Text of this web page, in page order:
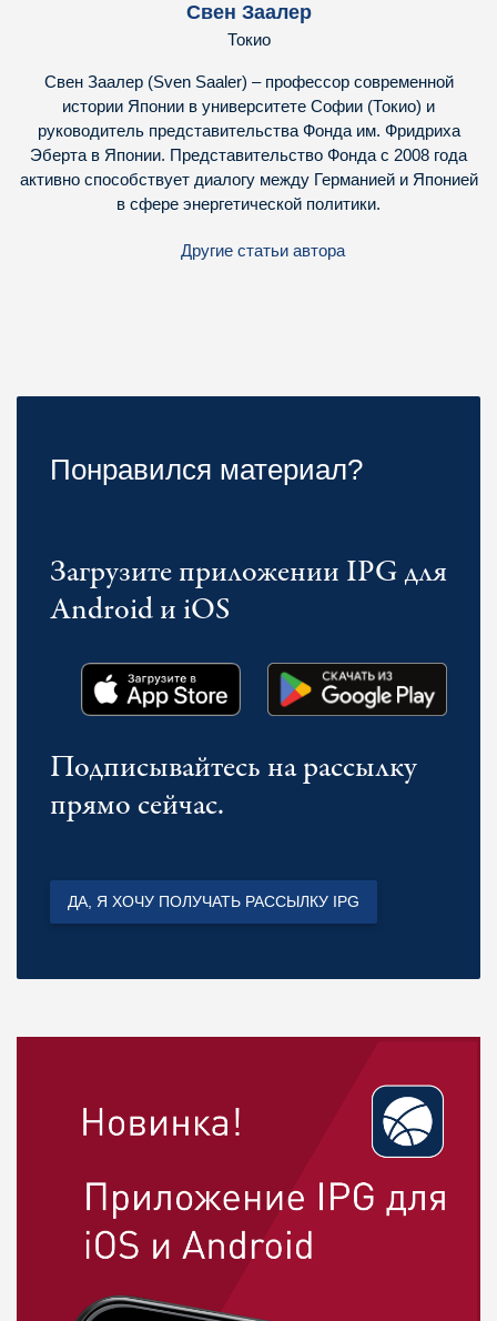
Свен Заалер
Токио
Свен Заалер (Sven Saaler) – профессор современной
истории Японии в университете Софии (Токио) и
руководитель представительства Фонда им. Фридриха
Эберта в Японии. Представительство Фонда с 2008 года
активно способствует диалогу между Германией и Японией
в сфере энергетической политики.
Другие статьи автора
Понравился материал?
Загрузите приложении IPG для
Android и iOS
Подписывайтесь на рассылку
прямо сейчас.
ДА, Я ХОЧУ ПОЛУЧАТЬ РАССЫЛКУ IPG